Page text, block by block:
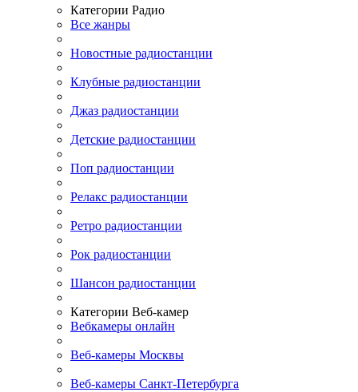
Категории Радио
Все жанры
Новостные радиостанции
Клубные радиостанции
Джаз радиостанции
Детские радиостанции
Поп радиостанции
Релакс радиостанции
Ретро радиостанции
Рок радиостанции
Шансон радиостанции
Категории Веб-камер
Вебкамеры онлайн
Веб-камеры Москвы
Веб-камеры Санкт-Петербурга